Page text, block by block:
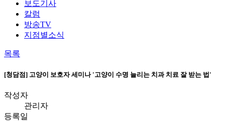
보도기사
칼럼
방송TV
지점별소식
목록
[청담점] 고양이 보호자 세미나 '고양이 수명 늘리는 치과 치료 잘 받는 법'
작성자
관리자
등록일